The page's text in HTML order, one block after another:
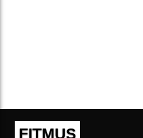
FITMUS